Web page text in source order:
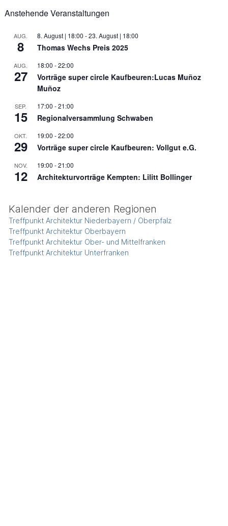
Anstehende Veranstaltungen
AUG.
8
8. August | 18:00 -23. August | 18:00
Thomas Wechs Preis 2025
AUG.
27
18:00 -22:00
Vorträge super circle Kaufbeuren:Lucas Muñoz
Muñoz
SEP.
15
17:00 -21:00
Regionalversammlung Schwaben
OKT.
29
19:00 -22:00
Vorträge super circle Kaufbeuren: Vollgut e.G.
NOV.
12
19:00 -21:00
Architekturvorträge Kempten: Lilitt Bollinger
Kalender der anderen Regionen
Treffpunkt Architektur Niederbayern / Oberpfalz
Treffpunkt Architektur Oberbayern
Treffpunkt Architektur Ober- und Mittelfranken
Treffpunkt Architektur Unterfranken